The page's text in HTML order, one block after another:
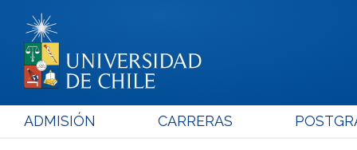
ADMISIÓN CARRERAS